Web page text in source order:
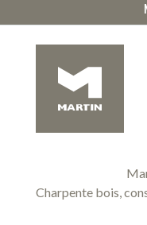
Charpente bois,